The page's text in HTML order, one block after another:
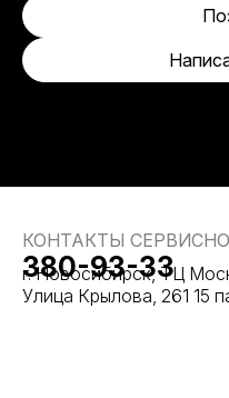
КОНТАКТЫ
г. Новосибирск, ТЦ
Улица Крылова, 261 15
380-93-33